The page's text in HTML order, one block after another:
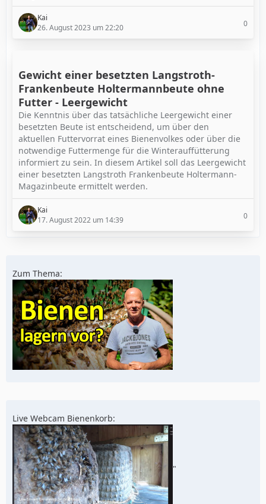
Kai
26. August 2023 um 22:20
0
Gewicht einer besetzten Langstroth-
Frankenbeute Holtermannbeute ohne
Futter - Leergewicht
Die Kenntnis über das tatsächliche Leergewicht einer
besetzten Beute ist entscheidend, um über den
aktuellen Futtervorrat eines Bienenvolkes oder über die
notwendige Futtermenge für die Winterauffütterung
informiert zu sein. In diesem Artikel soll das Leergewicht
einer besetzten Langstroth Frankenbeute Holtermann-
Magazinbeute ermittelt werden.
Kai
17. August 2022 um 14:39
0
Zum Thema:
Live Webcam Bienenkorb:
"